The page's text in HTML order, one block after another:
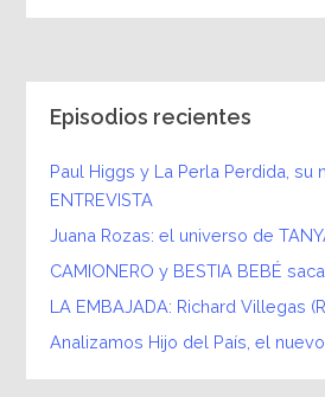
Episodios recientes
Paul Higgs y La Perla Perdida, su
ENTREVISTA
Juana Rozas: el universo de
CAMIONERO y BESTIA BEBÉ
LA EMBAJADA: Richard Villegas
Analizamos Hijo del País, el